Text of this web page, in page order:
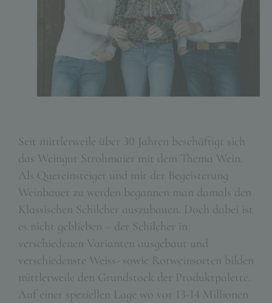
Seit mittlerweile über 30 Jahren beschäftigt sich
das Weingut Strohmaier mit dem Thema Wein.
Als Quereinsteiger und mit der Begeisterung
Weinbauer zu werden begannen man damals den
Klassischen Schilcher auszubauen. Doch dabei ist
es nicht geblieben – der Schilcher in
verschiedenen Varianten ausgebaut und
verschiedenste Weiss- sowie Rotweinsorten bilden
mittlerweile den Grundstock der Produktpalette.
Auf einer speziellen Lage wo vor 13-14 Millionen